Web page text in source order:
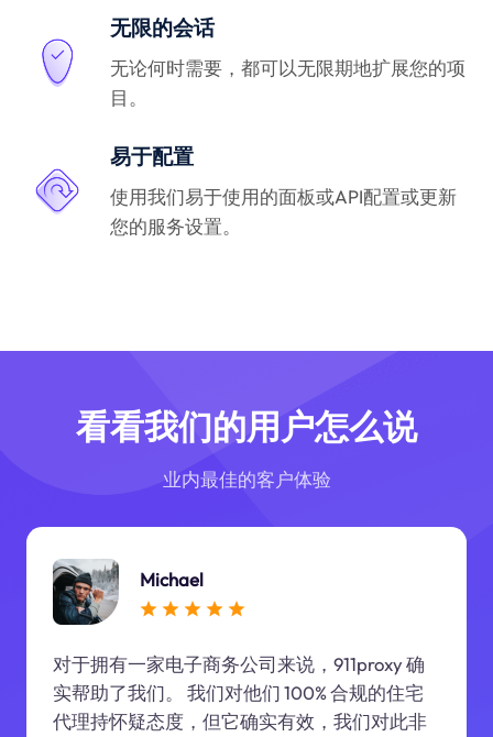
无限的会话
无论何时需要，都可以无限期地扩展您的项
目。
易于配置
使用我们易于使用的面板或API配置或更新
您的服务设置。
看看我们的用户怎么说
业内最佳的客户体验
Michael
对于拥有一家电子商务公司来说，911proxy 确
实帮助了我们。 我们对他们 100% 合规的住宅
代理持怀疑态度，但它确实有效，我们对此非